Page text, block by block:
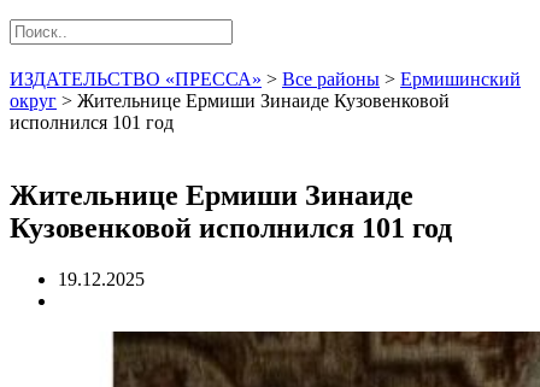
ИЗДАТЕЛЬСТВО «ПРЕССА» > Все районы > Ермишинский
округ > Жительнице Ермиши Зинаиде Кузовенковой
исполнился 101 год
Жительнице Ермиши Зинаиде
Кузовенковой исполнился 101 год
19.12.2025